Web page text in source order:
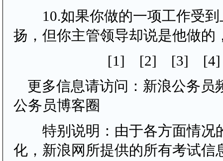
10.如果你做的一项工作受到
扬，但你主管领导却说是他做的
[1] [2] [3] [4]
更多信息请访问：新浪公务员
公务员博客圈
特别说明：由于各方面情况
化，新浪网所提供的所有考试信